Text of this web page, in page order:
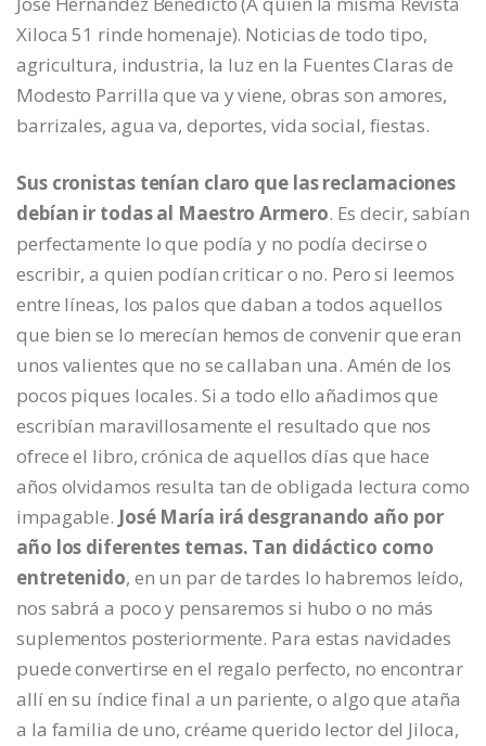
Xiloca 51 rinde homenaje). Noticias de todo tipo,
agricultura, industria, la luz en la Fuentes Claras de
Modesto Parrilla que va y viene, obras son amores,
barrizales, agua va, deportes, vida social, fiestas.
Sus cronistas tenían claro que las reclamaciones
debían ir todas al Maestro Armero. Es decir, sabían
perfectamente lo que podía y no podía decirse o
escribir, a quien podían criticar o no. Pero si leemos
entre líneas, los palos que daban a todos aquellos
que bien se lo merecían hemos de convenir que eran
unos valientes que no se callaban una. Amén de los
pocos piques locales. Si a todo ello añadimos que
escribían maravillosamente el resultado que nos
ofrece el libro, crónica de aquellos días que hace
años olvidamos resulta tan de obligada lectura como
impagable. José María irá desgranando año por
año los diferentes temas. Tan didáctico como
entretenido, en un par de tardes lo habremos leído,
nos sabrá a poco y pensaremos si hubo o no más
suplementos posteriormente. Para estas navidades
puede convertirse en el regalo perfecto, no encontrar
allí en su índice final a un pariente, o algo que ataña
a la familia de uno, créame querido lector del Jiloca,